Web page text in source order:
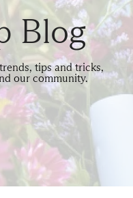
Blog
tips and tricks,
our community.